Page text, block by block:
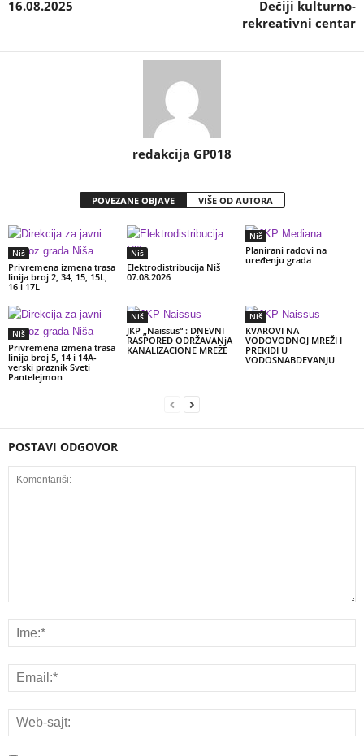
16.08.2025
Dečiji kulturno-
rekreativni centar
redakcija GP018
POVEZANE OBJAVE VIŠE OD AUTORA
Niš
Privremena izmena trasa
linija broj 2, 34, 15, 15L,
16 i 17L
Niš
Elektrodistribucija Niš
07.08.2026
Niš
Planirani radovi na
uređenju grada
Niš
Privremena izmena trasa
linija broj 5, 14 i 14A-
verski praznik Sveti
Pantelejmon
Niš
JKP „Naissus“ : DNEVNI
RASPORED ODRŽAVANjA
KANALIZACIONE MREŽE
Niš
КVAROVI NA
VODOVODNOJ MREŽI I
PREКIDI U
VODOSNABDEVANJU
POSTAVI ODGOVOR